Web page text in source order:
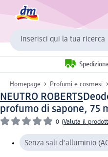
Inserisci qui la tua ricerca
Homepage Profumi e cosmesi
NEUTRO ROBERTS
profumo di sapone, 75
0 (Valuta il
Senza sali d'alluminio